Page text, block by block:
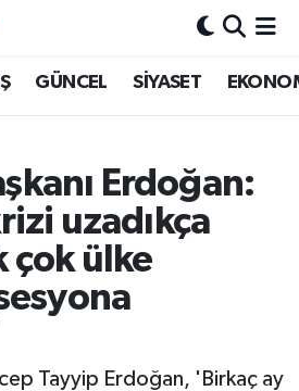
GÜNCEL SİYASET
Erdoğan:
uzadıkça
çok ülke
Tayyip Erdoğan, 'Birkaç ay
ve Fikstür